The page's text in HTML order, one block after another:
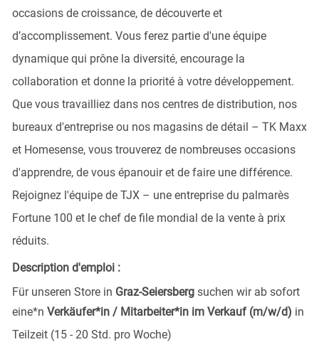
occasions de croissance, de découverte et
d’accomplissement. Vous ferez partie d'une équipe
dynamique qui prône la diversité, encourage la
collaboration et donne la priorité à votre développement.
Que vous travailliez dans nos centres de distribution, nos
bureaux d'entreprise ou nos magasins de détail – TK Maxx
et Homesense, vous trouverez de nombreuses occasions
d'apprendre, de vous épanouir et de faire une différence.
Rejoignez l'équipe de TJX – une entreprise du palmarès
Fortune 100 et le chef de file mondial de la vente à prix
réduits.
Description d'emploi :
Für unseren Store in Graz-Seiersberg suchen wir ab sofort
eine*n Verkäufer*in / Mitarbeiter*in im Verkauf (m/w/d) in
Teilzeit (15 - 20 Std. pro Woche)